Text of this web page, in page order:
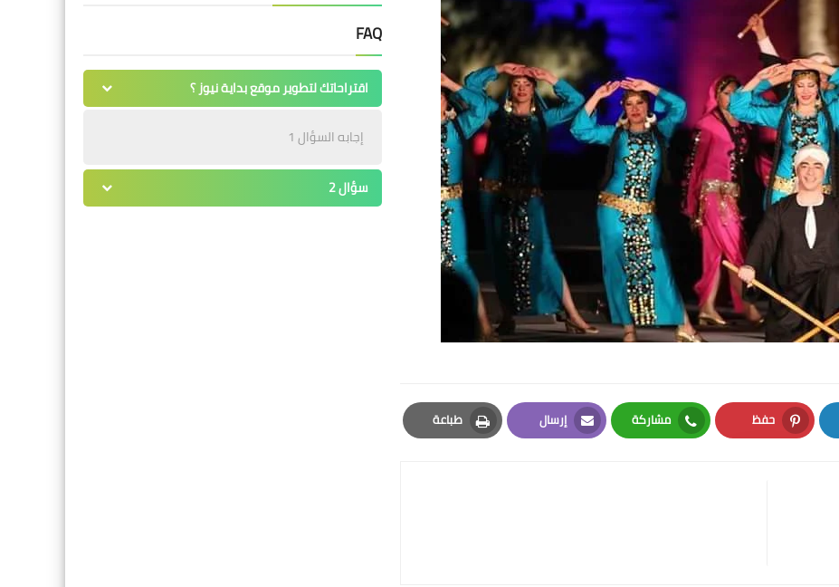
حفظ
Pinterest
مشاركة
Whatsapp
إرسال
Email
طباعة
Print
FAQ
اقتراحاتك لتطوير موقع بداية نيوز ؟
إجابه السؤال 1
سؤال 2